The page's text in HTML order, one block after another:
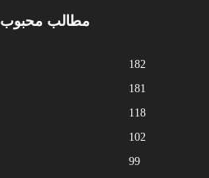
مطالب محبوب
182
181
118
102
99